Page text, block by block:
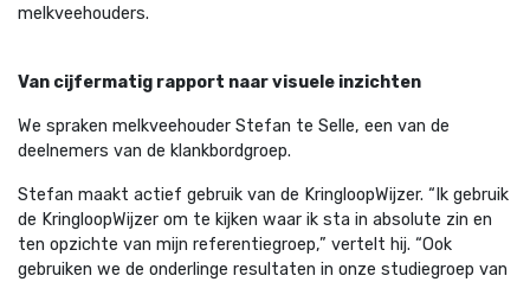
melkveehouders.
Van cijfermatig rapport naar visuele inzichten
We spraken melkveehouder Stefan te Selle, een van de
deelnemers van de klankbordgroep.
Stefan maakt actief gebruik van de KringloopWijzer. “Ik gebruik
de KringloopWijzer om te kijken waar ik sta in absolute zin en
ten opzichte van mijn referentiegroep,” vertelt hij. “Ook
gebruiken we de onderlinge resultaten in onze studiegroep van